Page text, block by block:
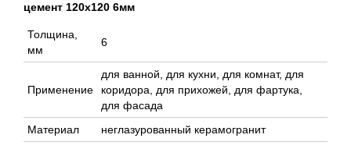
цемент 120x120 6мм
Толщина,
мм
6
Применение
для ванной, для кухни, для комнат, для
коридора, для прихожей, для фартука,
для фасада
Материал
неглазурованный керамогранит